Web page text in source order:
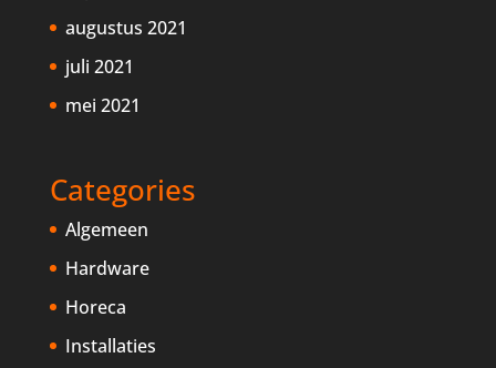
augustus 2021
juli 2021
mei 2021
Categories
Algemeen
Hardware
Horeca
Installaties